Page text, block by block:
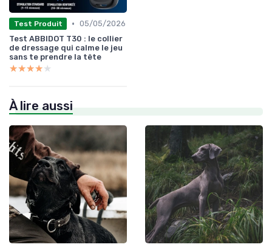
Test Produit • 05/05/2026
Test ABBIDOT T30 : le collier
de dressage qui calme le jeu
sans te prendre la tête
★★★★★
★★★★★
À lire aussi